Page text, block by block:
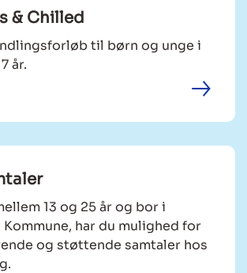
& Chilled
til børn og unge i
år.
13 og 25 år og bor i
har du mulighed for
og støttende samtaler hos